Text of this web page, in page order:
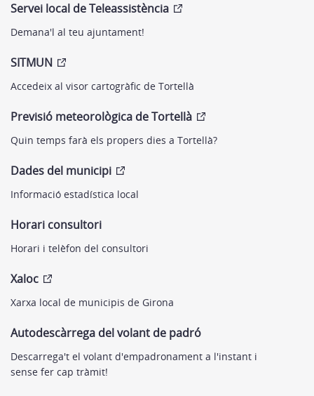
Servei local de Teleassistència
Demana'l al teu ajuntament!
SITMUN
Accedeix al visor cartogràfic de Tortellà
Previsió meteorològica de Tortellà
Quin temps farà els propers dies a Tortellà?
Dades del municipi
Informació estadística local
Horari consultori
Horari i telèfon del consultori
Xaloc
Xarxa local de municipis de Girona
Autodescàrrega del volant de padró
Descarrega't el volant d'empadronament a l'instant i
sense fer cap tràmit!